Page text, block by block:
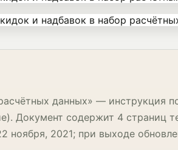
данных» — инструкция
Документ содержит 4 страниц
ноября, 2021; при выходе